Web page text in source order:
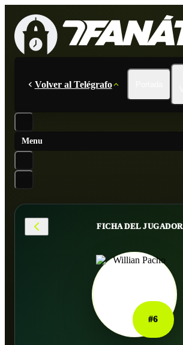
Volver al Telégrafo
Menu
FICHA DEL JUGADOR
#6